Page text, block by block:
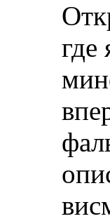
где